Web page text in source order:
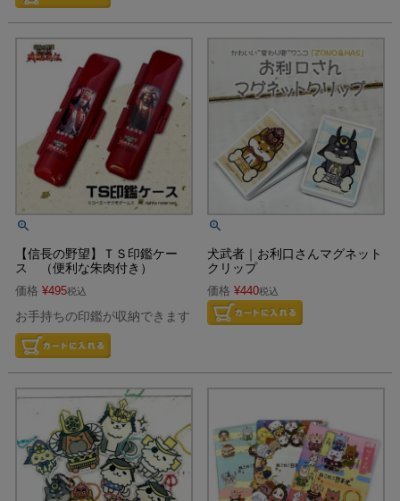
【信長の野望】ＴＳ印鑑ケー
ス （便利な朱肉付き）
価格 ¥495税込
お手持ちの印鑑が収納できます
犬武者｜お利口さんマグネット
クリップ
価格 ¥440税込